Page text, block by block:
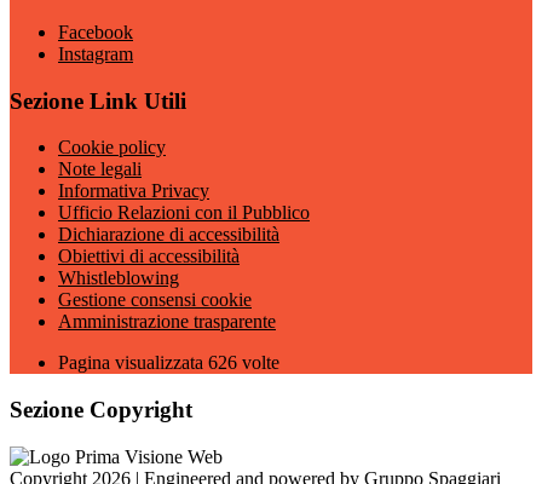
Facebook
Instagram
Sezione Link Utili
Cookie policy
Note legali
Informativa Privacy
Ufficio Relazioni con il Pubblico
Dichiarazione di accessibilità
Obiettivi di accessibilità
Whistleblowing
Gestione consensi cookie
Amministrazione trasparente
Pagina visualizzata 626 volte
Sezione Copyright
Copyright 2026 | Engineered and powered by Gruppo Spaggiari